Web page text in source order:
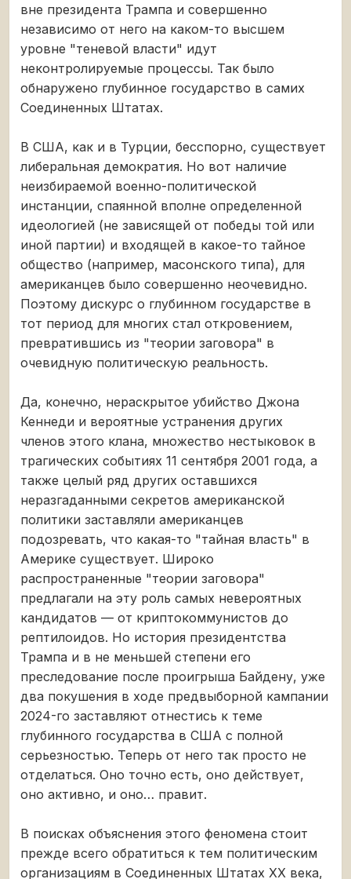
вне президента Трампа и совершенно
независимо от него на каком-то высшем
уровне "теневой власти" идут
неконтролируемые процессы. Так было
обнаружено глубинное государство в самих
Соединенных Штатах.
В США, как и в Турции, бесспорно, существует
либеральная демократия. Но вот наличие
неизбираемой военно-политической
инстанции, спаянной вполне определенной
идеологией (не зависящей от победы той или
иной партии) и входящей в какое-то тайное
общество (например, масонского типа), для
американцев было совершенно неочевидно.
Поэтому дискурс о глубинном государстве в
тот период для многих стал откровением,
превратившись из "теории заговора" в
очевидную политическую реальность.
Да, конечно, нераскрытое убийство Джона
Кеннеди и вероятные устранения других
членов этого клана, множество нестыковок в
трагических событиях 11 сентября 2001 года, а
также целый ряд других оставшихся
неразгаданными секретов американской
политики заставляли американцев
подозревать, что какая-то "тайная власть" в
Америке существует. Широко
распространенные "теории заговора"
предлагали на эту роль самых невероятных
кандидатов — от криптокоммунистов до
рептилоидов. Но история президентства
Трампа и в не меньшей степени его
преследование после проигрыша Байдену, уже
два покушения в ходе предвыборной кампании
2024-го заставляют отнестись к теме
глубинного государства в США с полной
серьезностью. Теперь от него так просто не
отделаться. Оно точно есть, оно действует,
оно активно, и оно… правит.
В поисках объяснения этого феномена стоит
прежде всего обратиться к тем политическим
организациям в Соединенных Штатах ХХ века,